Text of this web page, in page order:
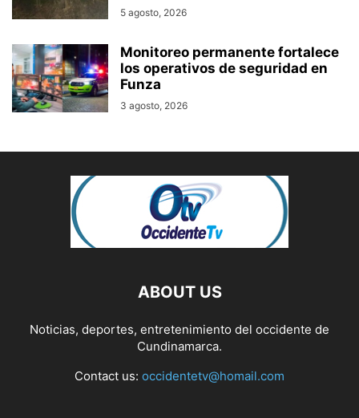
5 agosto, 2026
Monitoreo permanente fortalece
los operativos de seguridad en
Funza
3 agosto, 2026
ABOUT US
Noticias, deportes, entretenimiento del occidente de
Cundinamarca.
Contact us: occidentetv@homail.com